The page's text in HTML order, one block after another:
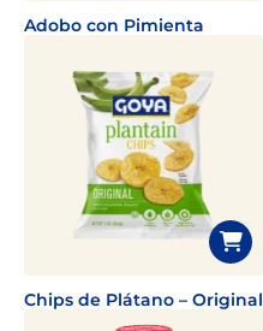
Adobo con Pimienta
Chips de Plátano – Original